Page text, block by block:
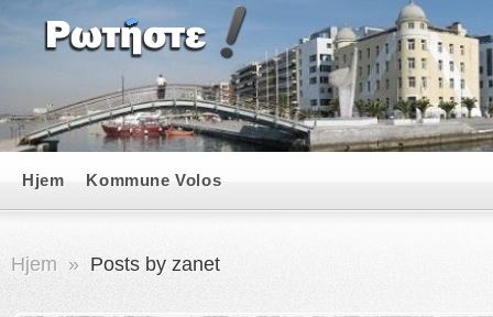
Hjem Kommune Volos
Hjem » Posts by zanet